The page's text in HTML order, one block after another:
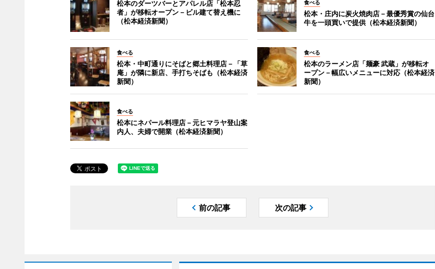
松本のダーツバーとアパレル店「松本忍
者」が移転オープン－ビル建て替え機に
（松本経済新聞）
食べる
松本・庄内に炭火焼肉店－最優秀賞の仙台
牛を一頭買いで提供（松本経済新聞）
食べる
松本・中町通りにそばと郷土料理店－「草
庵」が隣に新店、手打ちそばも（松本経済
新聞）
食べる
松本のラーメン店「麺豪 武蔵」が移転オ
ープン－幅広いメニューに対応（松本経済
新聞）
食べる
松本にネパール料理店－元ヒマラヤ登山案
内人、夫婦で開業（松本経済新聞）
前の記事 次の記事